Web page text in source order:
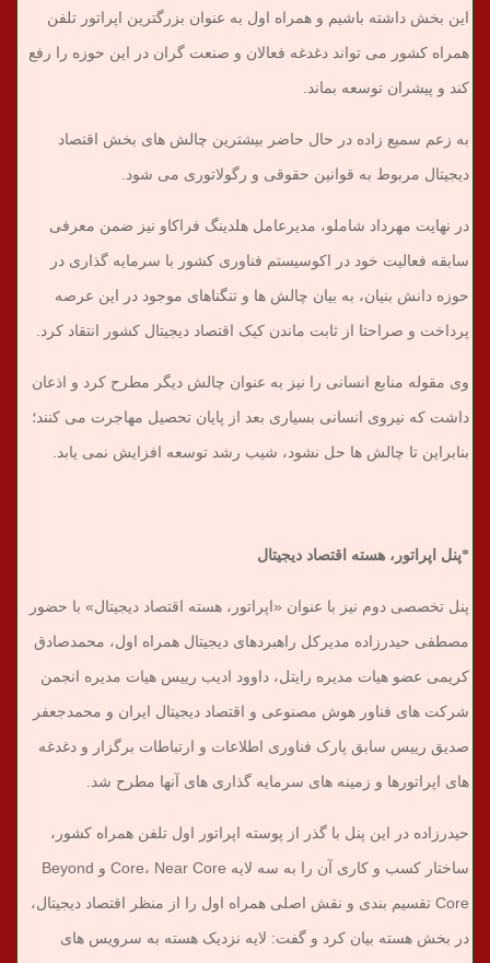
این بخش داشته باشیم و همراه اول به عنوان بزرگترین اپراتور تلفن
همراه کشور می تواند دغدغه فعالان و صنعت گران در این حوزه را رفع
کند و پیشران توسعه بماند.
به زعم سمیع زاده در حال حاضر بیشترین چالش های بخش اقتصاد
دیجیتال مربوط به قوانین حقوقی و رگولاتوری می شود.
در نهایت مهرداد شاملو، مدیرعامل هلدینگ فراکاو نیز ضمن معرفی
سابقه فعالیت خود در اکوسیستم فناوری کشور با سرمایه گذاری در
حوزه دانش بنیان، به بیان چالش ها و تنگناهای موجود در این عرصه
پرداخت و صراحتا از ثابت ماندن کیک اقتصاد دیجیتال کشور انتقاد کرد.
وی مقوله منابع انسانی را نیز به عنوان چالش دیگر مطرح کرد و اذعان
داشت که نیروی انسانی بسیاری بعد از پایان تحصیل مهاجرت می کنند؛
بنابراین تا چالش ها حل نشود، شیب رشد توسعه افزایش نمی یابد.
*پنل اپراتور، هسته اقتصاد دیجیتال
پنل تخصصی دوم نیز با عنوان «اپراتور، هسته اقتصاد دیجیتال» با حضور
مصطفی حیدرزاده مدیرکل راهبردهای دیجیتال همراه اول، محمدصادق
کریمی عضو هیات مدیره رایتل، داوود ادیب رییس هیات مدیره انجمن
شرکت های فناور هوش مصنوعی و اقتصاد دیجیتال ایران و محمدجعفر
صدیق رییس سابق پارک فناوری اطلاعات و ارتباطات برگزار و دغدغه
های اپراتورها و زمینه های سرمایه گذاری های آنها مطرح شد.
حیدرزاده در این پنل با گذر از پوسته اپراتور اول تلفن همراه کشور،
ساختار کسب و کاری آن را به سه لایه Core، Near Core و Beyond
Core تقسیم بندی و نقش اصلی همراه اول را از منظر اقتصاد دیجیتال،
در بخش هسته بیان کرد و گفت: لایه نزدیک هسته به سرویس های